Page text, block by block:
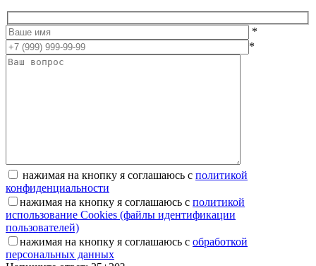
*
*
нажимая на кнопку я соглашаюсь с политикой
конфиденциальности
нажимая на кнопку я соглашаюсь с политикой
использование Cookies (файлы идентификации
пользователей)
нажимая на кнопку я соглашаюсь с обработкой
персональных данных